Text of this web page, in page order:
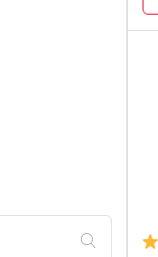
FILTRAR